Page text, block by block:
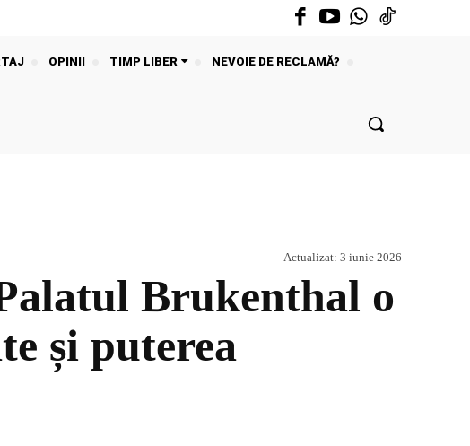
OPINII TIMP LIBER
NEVOIE DE RECLAMĂ?
Actualizat: 3 iunie 2026
Brukenthal o
și puterea